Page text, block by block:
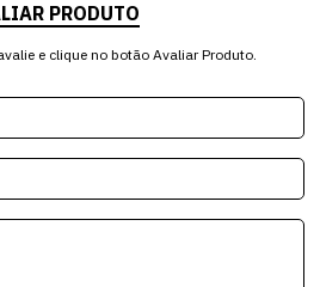
PRODUTO
e clique no botão Avaliar Produto.